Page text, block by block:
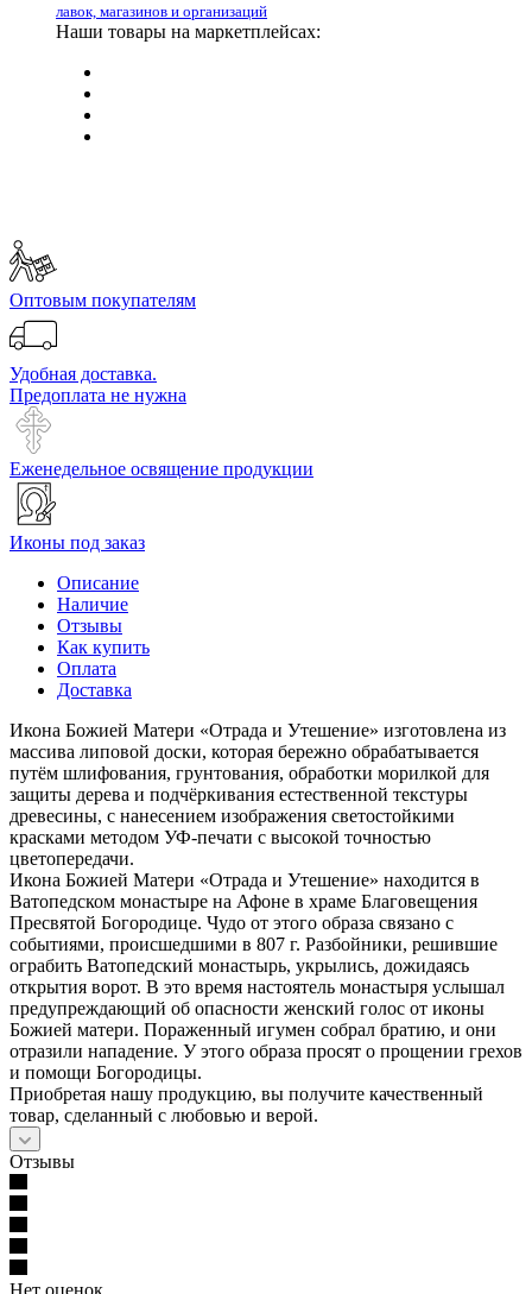
лавок, магазинов и организаций
Наши товары на маркетплейсах:
Оптовым покупателям
Удобная доставка.
Предоплата не нужна
Еженедельное освящение продукции
Иконы под заказ
Описание
Наличие
Отзывы
Как купить
Оплата
Доставка
Икона Божией Матери «Отрада и Утешение» изготовлена из
массива липовой доски, которая бережно обрабатывается
путём шлифования, грунтования, обработки морилкой для
защиты дерева и подчёркивания естественной текстуры
древесины, с нанесением изображения светостойкими
красками методом УФ-печати с высокой точностью
цветопередачи.
Икона Божией Матери «Отрада и Утешение» находится в
Ватопедском монастыре на Афоне в храме Благовещения
Пресвятой Богородице. Чудо от этого образа связано с
событиями, происшедшими в 807 г. Разбойники, решившие
ограбить Ватопедский монастырь, укрылись, дожидаясь
открытия ворот. В это время настоятель монастыря услышал
предупреждающий об опасности женский голос от иконы
Божией матери. Пораженный игумен собрал братию, и они
отразили нападение. У этого образа просят о прощении грехов
и помощи Богородицы.
Приобретая нашу продукцию, вы получите качественный
товар, сделанный с любовью и верой.
Отзывы
Нет оценок